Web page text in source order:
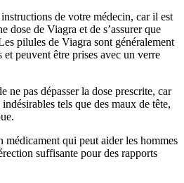
de votre médecin, car il est
dose de Viagra et de s’assurer que
pilules de Viagra sont généralement
et peuvent être prises avec un verre
ne pas dépasser la dose prescrite, car
tels que des maux de tête,
qui peut aider les hommes
suffisante pour des rapports